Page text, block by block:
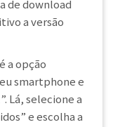
de download
a versão
a opção
smartphone e
Lá, selecione a
e escolha a